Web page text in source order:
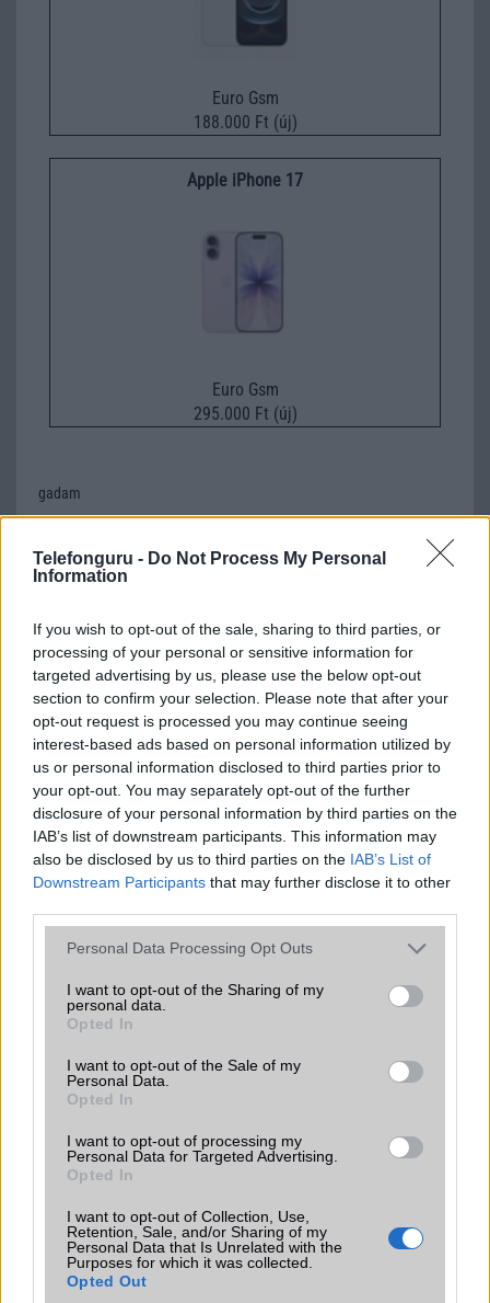
Telefonguru - Do Not Process My Personal
Information
If you wish to opt-out of the sale, sharing to third parties, or
processing of your personal or sensitive information for
targeted advertising by us, please use the below opt-out
section to confirm your selection. Please note that after your
opt-out request is processed you may continue seeing
interest-based ads based on personal information utilized by
us or personal information disclosed to third parties prior to
your opt-out. You may separately opt-out of the further
disclosure of your personal information by third parties on the
IAB’s list of downstream participants. This information may
also be disclosed by us to third parties on the IAB’s List of
Downstream Participants that may further disclose it to other
Please note that this website/app uses one or more Google
not limited to your visit or usage behaviour. You may click to
grant or deny consent to Google and its third-party tags to
use your data for below specified purposes in below Google
consent section.
Personal Data Processing Opt Outs
I want to opt-out of the Sharing of my
personal data.
Opted In
I want to opt-out of the Sale of my
Personal Data.
Opted In
I want to opt-out of processing my
Personal Data for Targeted Advertising.
Opted In
I want to opt-out of Collection, Use,
Retention, Sale, and/or Sharing of my
Personal Data that Is Unrelated with the
Purposes for which it was collected.
Opted Out
Euro Gsm
188.000 Ft (új)
Apple iPhone 17
Euro Gsm
295.000 Ft (új)
gadam
Tesóm most kapott ilyen tzelefont ausztriából, csúcs mobil,akinek
maistro
2010-11-3 14:03:24
Hát akkor jól átcseszték tesódat mert itthon a feléért juthatsz majd
hozáá
Eleg jo
2010-12-13 15:09:09
hatha valami jobb aron van mint itthon.Bemegyek es ott egy ilyen
de vegul otthagytam...De 50.000 ft itthon 80.000
nescsok
2010-12-15 12:09:21
Mostmár itthon is hozzájutsz 60 ezerért tehát nem feltétlenül volt
rossz döntés, ráadásul ez még a kártyafüggetlen ára, ha kijön
dolog lesz, de természetesen előfizetéssel... És ne felejtsük el hogy
ez még nagyon új, azaz ár amin szinte semmit sem vittek lentebb,
de fognak...Tényleg valakinek valami személyes tapasztalata a
telefonnal kapcsolatban?